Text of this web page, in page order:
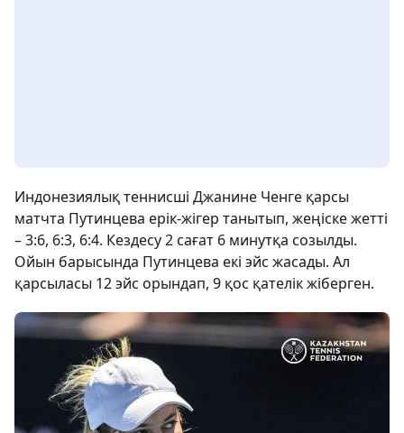
Индонезиялық теннисші Джанине Ченге қарсы
матчта Путинцева ерік-жігер танытып, жеңіске жетті
– 3:6, 6:3, 6:4. Кездесу 2 сағат 6 минутқа созылды.
Ойын барысында Путинцева екі эйс жасады. Ал
қарсыласы 12 эйс орындап, 9 қос қателік жіберген.